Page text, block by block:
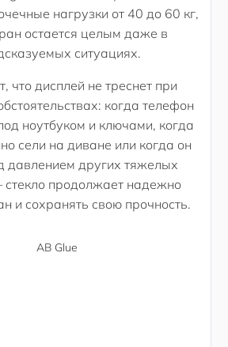
нагрузки от 40 до 60 кг,
остается целым даже в
ситуациях.
что дисплей не треснет при
когда телефон
ноутбуком и ключами, когда
сели на диване или когда он
давлением других тяжелых
продолжает надежно
и сохранять свою прочность.